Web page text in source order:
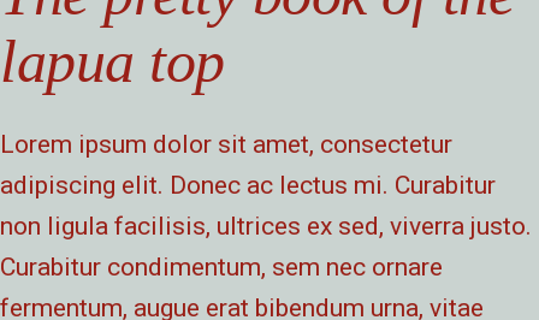
lapua top
Lorem ipsum dolor sit amet, consectetur
adipiscing elit. Donec ac lectus mi. Curabitur
non ligula facilisis, ultrices ex sed, viverra justo.
Curabitur condimentum, sem nec ornare
fermentum, augue erat bibendum urna, vitae